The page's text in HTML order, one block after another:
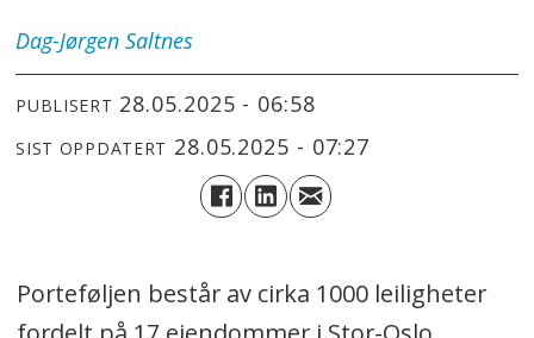
Dag-Jørgen Saltnes
PUBLISERT 28.05.2025 - 06:58
SIST OPPDATERT 28.05.2025 - 07:27
Porteføljen består av cirka 1000 leiligheter